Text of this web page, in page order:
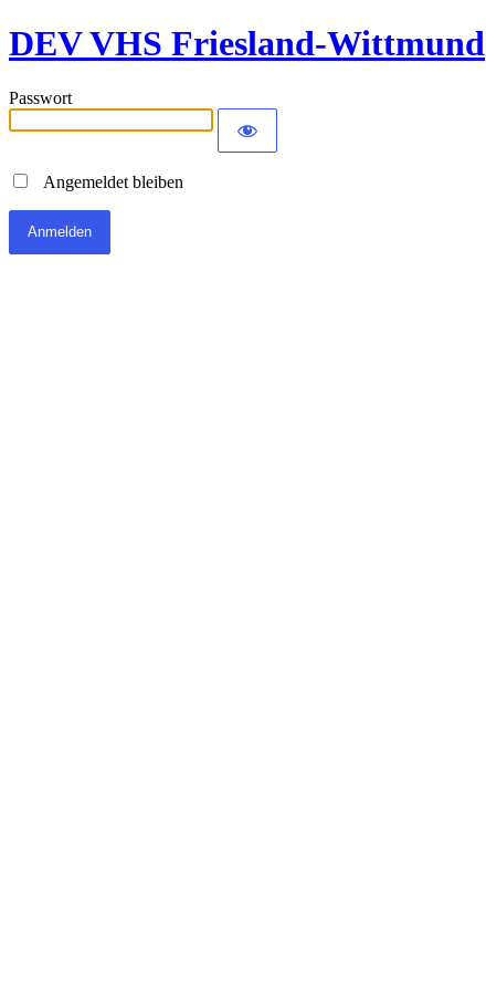
DEV VHS Friesland-Wittmund
Passwort
Angemeldet bleiben